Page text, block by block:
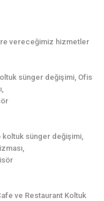
vereceğimiz hizmetler
sünger değişimi, Ofis
koltuk sünger değişimi,
ve Restaurant Koltuk